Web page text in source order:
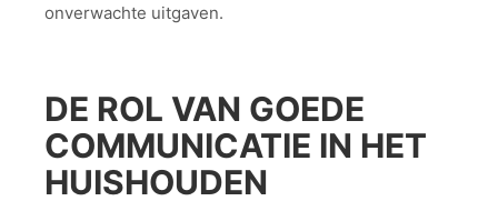
onverwachte uitgaven.
DE ROL VAN GOEDE
COMMUNICATIE IN HET
HUISHOUDEN